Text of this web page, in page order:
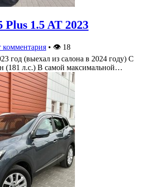
Plus 1.5 AT 2023
комментария • 👁 18
год (выехал из салона в 2024 году) С
(181 л.с.) В самой максимальной…